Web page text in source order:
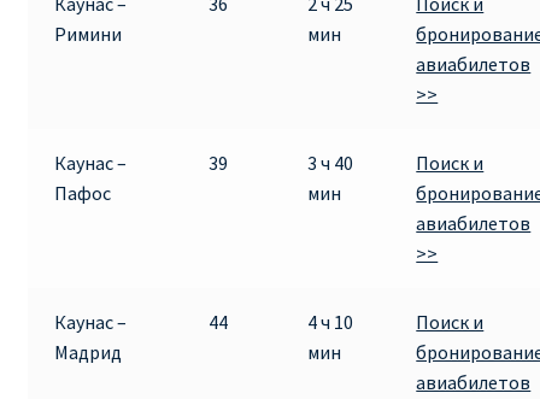
Римини
мин
авиабилетов
>>
Каунас –
Пафос
39
3 ч 40
мин
Поиск и
авиабилетов
>>
Каунас –
Мадрид
44
4 ч 10
мин
Поиск и
авиабилетов